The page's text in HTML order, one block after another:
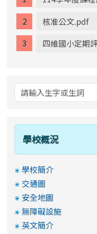
核准公文.pdf
四維國小定期
學校概況
學校簡介
交通圖
安全地圖
無障礙設施
英文簡介